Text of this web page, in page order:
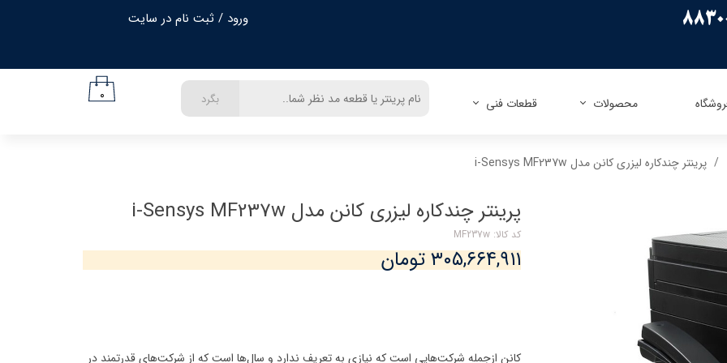
ورود / ثبت نام در سایت
تغییر گذر واژه
محصولات
کنون
اچ پی
قطعات فنی
اچ پی
پاناسونیک
کونیکا مینولتا
الیوتی
۰ بگرد
پرینتر چندکاره لیزری کانن مدل i-Sensys MF237w
پرینتر چندکاره لیزری کانن مدل i-Sensys MF237w
کد کالا: MF237w
۳۰۵,۶۶۴,۹۱۱ تومان
کانن ازجمله شرکت‌هایی است که نیازی به تعریف ندارد و سال‌ها است که از شرکت‌های قدرتمند در